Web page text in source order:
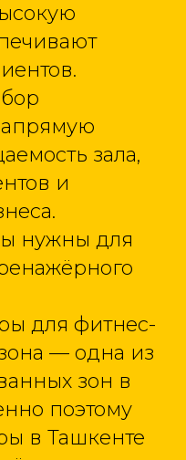
зала,
и
нужны для
для фитнес-
— одна из
зон в
поэтому
в Ташкенте